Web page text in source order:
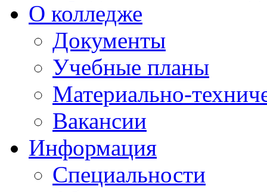
О колледже
Документы
Учебные планы
Материально-
Вакансии
Информация
Специальности